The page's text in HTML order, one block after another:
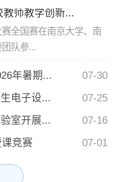
教师教学创新...
全国赛在南京大学、南
队参...
07-30
年暑期...
07-25
电子设...
07-16
室开展...
07-01
竞赛